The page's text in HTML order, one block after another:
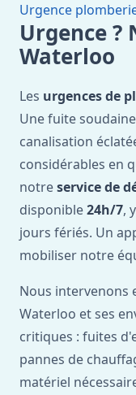
Urgence
Urgence ?
Waterloo
Les urgences de
Une fuite
canalisation
considérables en
notreservice de
disponible24h/7,
jours fériés. Un
mobiliser notre
Nous intervenons
Waterloo et ses
critiques : fuites
pannes de
matériel